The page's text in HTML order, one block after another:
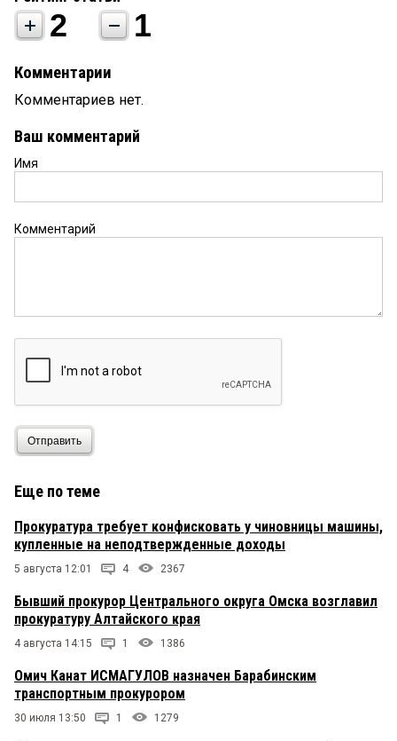
2 1
Комментарии
Комментариев нет.
Ваш комментарий
Имя
Комментарий
Отправить
Еще по теме
Прокуратура требует конфисковать у чиновницы машины,
купленные на неподтвержденные доходы
5 августа 12:01 4 2367
Бывший прокурор Центрального округа Омска возглавил
прокуратуру Алтайского края
4 августа 14:15 1 1386
Омич Канат ИСМАГУЛОВ назначен Барабинским
транспортным прокурором
30 июля 13:50 1 1279